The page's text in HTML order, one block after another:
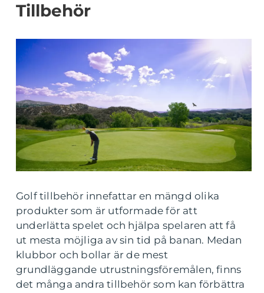
Tillbehör
Golf tillbehör innefattar en mängd olika
produkter som är utformade för att
underlätta spelet och hjälpa spelaren att få
ut mesta möjliga av sin tid på banan. Medan
klubbor och bollar är de mest
grundläggande utrustningsföremålen, finns
det många andra tillbehör som kan förbättra